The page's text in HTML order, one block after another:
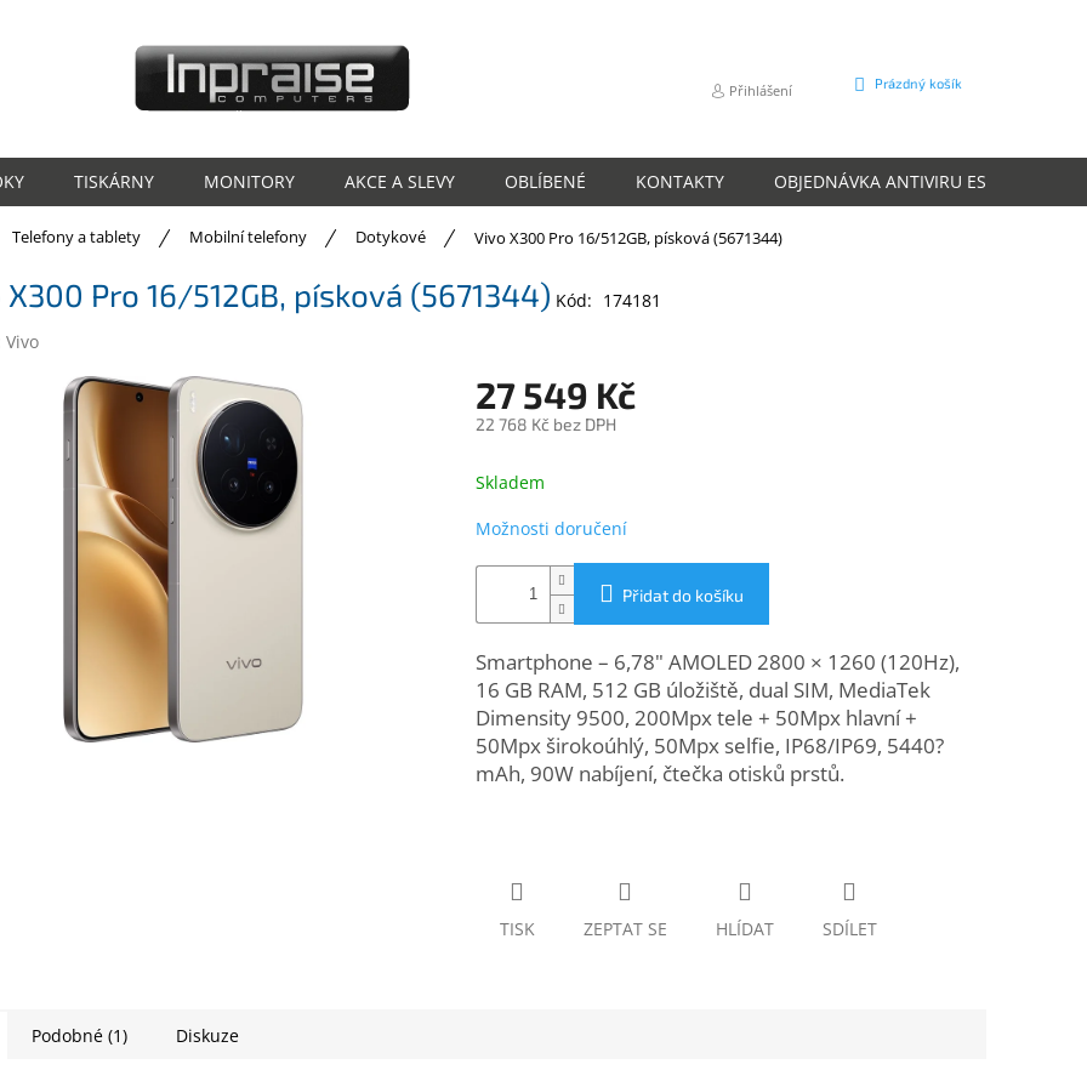
Přihlášení
NÁKUPNÍ
Prázdný košík
TISKÁRNY MONITORY AKCE A SLEVY OBLÍBENÉ KONTAKTY OBJEDNÁVKA ANTIVIRU ESET
Telefony a tablety Mobilní telefony Dotykové Vivo X300 Pro 16/512GB, písková (5671344)
Pro 16/512GB, písková (5671344) Kód: 174181
Vivo
27 549 Kč
22 768 Kč bez DPH
cena:
Skladem
Možnosti doručení
Přidat do košíku
Smartphone – 6,78" AMOLED 2800 × 1260 (120Hz),
16 GB RAM, 512 GB úložiště, dual SIM, MediaTek
Dimensity 9500, 200Mpx tele + 50Mpx hlavní +
50Mpx širokoúhlý, 50Mpx selfie, IP68/IP69, 5440?
mAh, 90W nabíjení, čtečka otisků prstů.
TISK ZEPTAT SE HLÍDAT SDÍLET
Podobné (1) Diskuze